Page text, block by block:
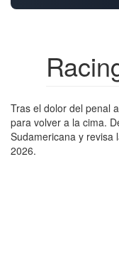
Tras el dolor del penal
para volver a la cima.
Sudamericana y revisa
2026.